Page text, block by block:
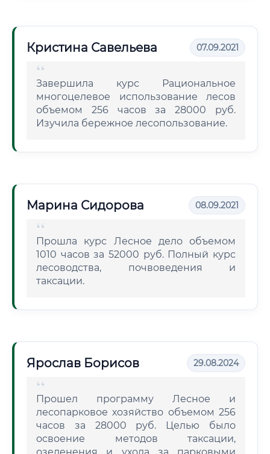
Кристина Савельева 07.09.2021
Завершила курс Рациональное
многоцелевое использование лесов
объемом 256 часов за 28000 руб.
Изучила бережное лесопользование.
Марина Сидорова 08.09.2021
Прошла курс Лесное дело объемом
1010 часов за 52000 руб. Полный курс
лесоводства, почвоведения и
таксации.
Ярослав Борисов 29.08.2024
Прошел программу Лесное и
лесопарковое хозяйство объемом 256
часов за 28000 руб. Целью было
освоение методов таксации,